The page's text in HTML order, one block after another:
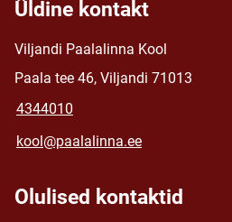
Üldine kontakt
Viljandi Paalalinna Kool
Paala tee 46, Viljandi 71013
4344010
kool@paalalinna.ee
Olulised kontaktid